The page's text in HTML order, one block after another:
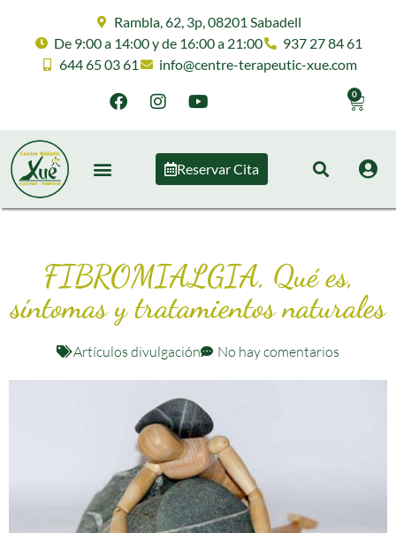
Rambla, 62, 3p, 08201 Sabadell
De 9:00 a 14:00 y de 16:00 a 21:00
937 27 84 61
644 65 03 61
info@centre-terapeutic-xue.com
0
Reservar Cita
FIBROMIALGIA, Qué es,
síntomas y tratamientos naturales
Artículos divulgación No hay comentarios